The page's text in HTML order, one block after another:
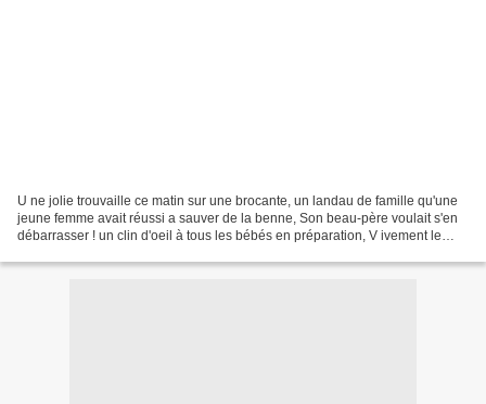
U ne jolie trouvaille ce matin sur une brocante, un landau de famille qu'une
jeune femme avait réussi a sauver de la benne, Son beau-père voulait s'en
débarrasser ! un clin d'oeil à tous les bébés en préparation, V ivement le